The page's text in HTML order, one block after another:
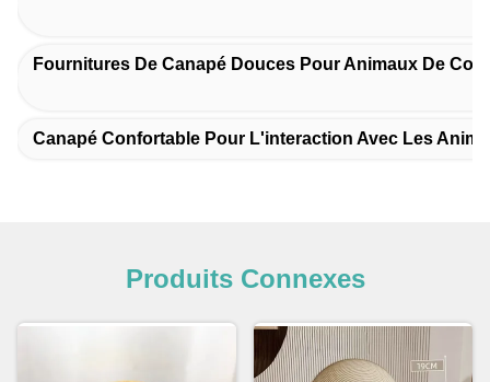
Fournitures De Canapé Douces Pour Animaux De
Canapé Confortable Pour L'interaction Avec Les
Produits Connexes